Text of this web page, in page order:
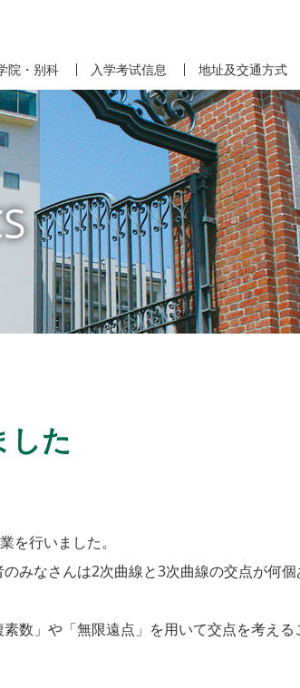
院・别科 入学考试信息 地址及交通方式
した
行いました。
みなさんは2次曲線と3次曲線の交点が何個
数」や「無限遠点」を用いて交点を考える